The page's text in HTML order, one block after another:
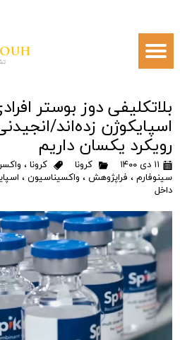
بلاتکلیفی دوز بوستر
اسپایکوژن زده‌اند/
رویکرد یکسان داریم
۱۱ دی ۱۴۰۰ کرونا کرونا ،
سینوفارم ، فراپژوهش ، واکسیناسیون ،
داخل